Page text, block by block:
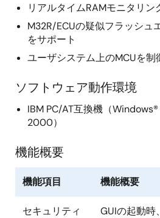
リアルタイムRAMモニタリン
M32R/ECUの疑似フラッシュ
をサポート
ユーザシステム上のMCUを制
ソフトウェア動作環境
IBM PC/AT互換機（
2000）
機能概要
機能項目 機能概要
セキュリティ
GUIの起動時